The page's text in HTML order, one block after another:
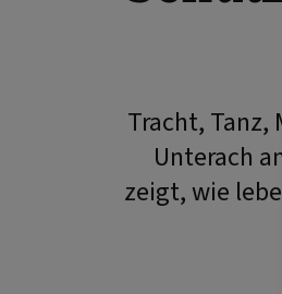
Tracht, Tanz,
Unterach
zeigt, wie